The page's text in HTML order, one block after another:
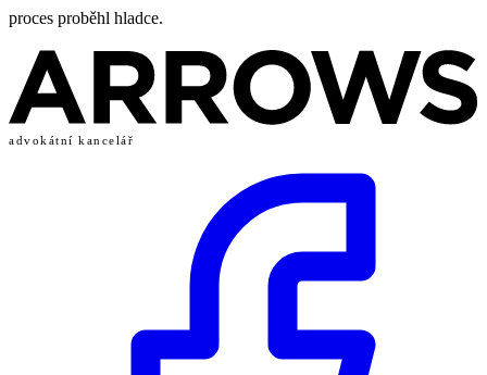
proces proběhl hladce.
advokátní kancelář